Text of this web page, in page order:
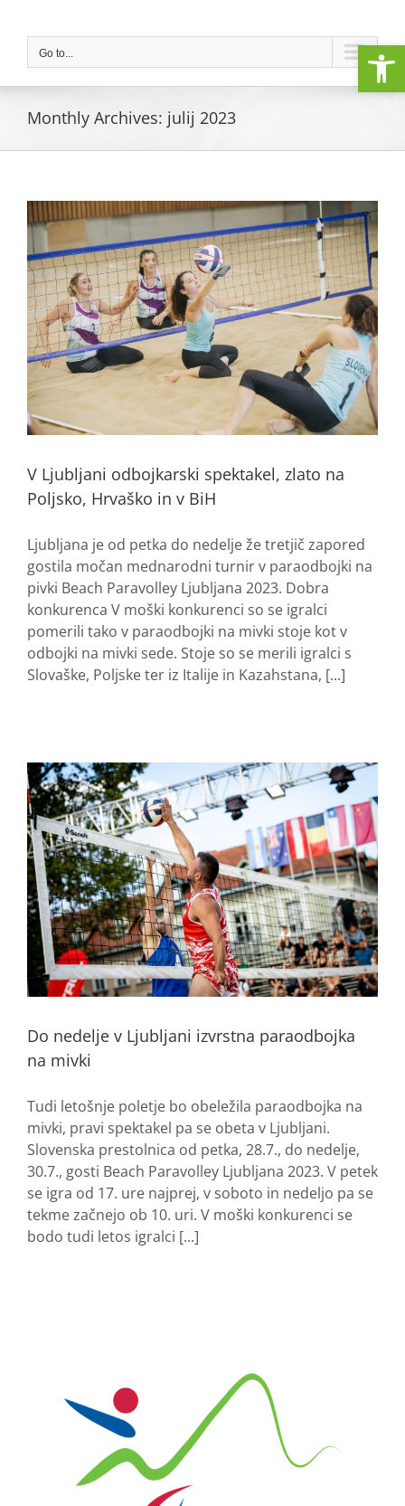
contentGo to...
Monthly Archives: julij 2023
V Ljubljani odbojkarski spektakel, zlato na
Poljsko, Hrvaško in v BiH
Ljubljana je od petka do nedelje že tretjič zapored
gostila močan mednarodni turnir v paraodbojki na
pivki Beach Paravolley Ljubljana 2023. Dobra
konkurenca V moški konkurenci so se igralci
pomerili tako v paraodbojki na mivki stoje kot v
odbojki na mivki sede. Stoje so se merili igralci s
Slovaške, Poljske ter iz Italije in Kazahstana, [...]
Do nedelje v Ljubljani izvrstna paraodbojka
na mivki
Tudi letošnje poletje bo obeležila paraodbojka na
mivki, pravi spektakel pa se obeta v Ljubljani.
Slovenska prestolnica od petka, 28.7., do nedelje,
30.7., gosti Beach Paravolley Ljubljana 2023. V petek
se igra od 17. ure najprej, v soboto in nedeljo pa se
tekme začnejo ob 10. uri. V moški konkurenci se
bodo tudi letos igralci [...]